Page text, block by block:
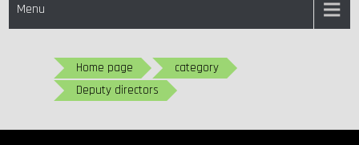
Menu
Home page
category
Deputy directors